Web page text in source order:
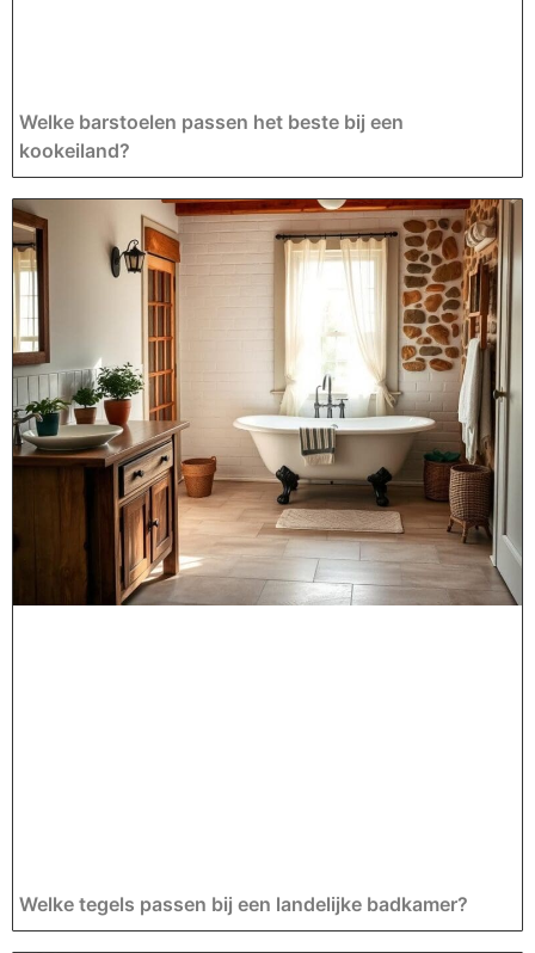
Welke barstoelen passen het beste bij een
kookeiland?
Welke tegels passen bij een landelijke badkamer?